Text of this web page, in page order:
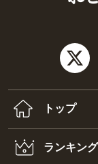
トップ
ランキング